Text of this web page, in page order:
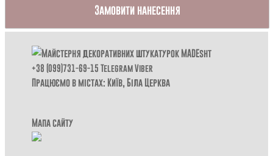
Замовити нанесення
+38 (099)731-69-15 TelegramViber
Працюємо в містах: Київ,Біла Церква
Мапа сайту